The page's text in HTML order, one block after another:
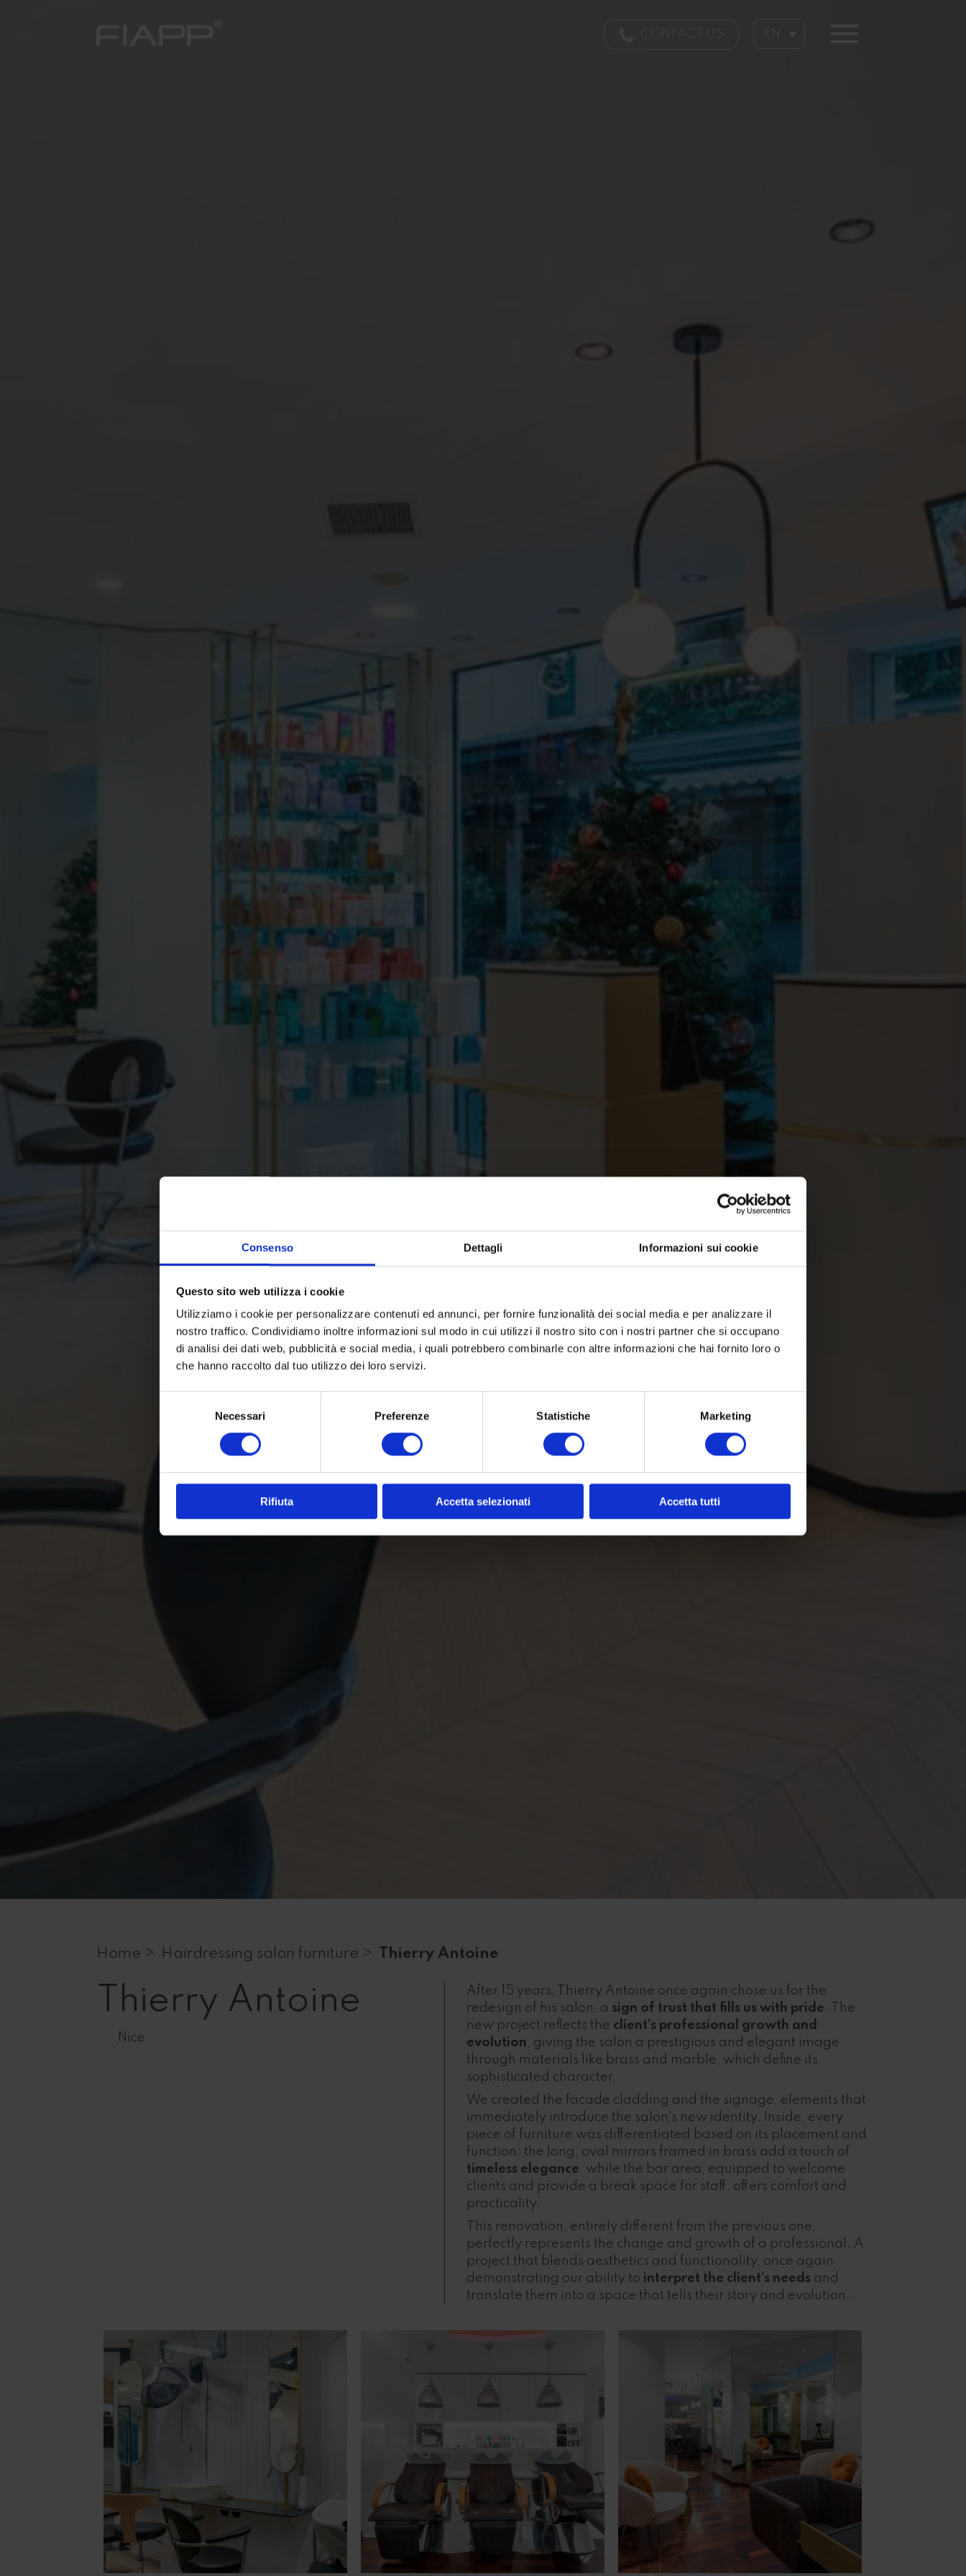
Consenso Dettagli Informazioni sui cookie
Questo sito web utilizza i cookie
Utilizziamo i cookie per personalizzare contenuti ed annunci, per fornire funzionalità dei social media e per analizzare il
nostro traffico. Condividiamo inoltre informazioni sul modo in cui utilizzi il nostro sito con i nostri partner che si occupano
di analisi dei dati web, pubblicità e social media, i quali potrebbero combinarle con altre informazioni che hai fornito loro o
che hanno raccolto dal tuo utilizzo dei loro servizi.
Necessari Preferenze Statistiche Marketing
Rifiuta Accetta selezionati Accetta tutti
Home > Hairdressing salon furniture > Thierry Antoine
Thierry Antoine
Nice
After 15 years, Thierry Antoine once again chose us for the
redesign of his salon, a sign of trust that fills us with pride . The
new project reflects the client’s professional growth and
evolution, giving the salon a prestigious and elegant image
through materials like brass and marble, which define its
sophisticated character.
We created the facade cladding and the signage, elements that
immediately introduce the salon’s new identity. Inside, every
piece of furniture was differentiated based on its placement and
function: the long, oval mirrors framed in brass add a touch of
timeless elegance, while the bar area, equipped to welcome
clients and provide a break space for staff, offers comfort and
practicality.
This renovation, entirely different from the previous one,
perfectly represents the change and growth of a professional. A
project that blends aesthetics and functionality, once again
demonstrating our ability to interpret the client’s needsand
translate them into a space that tells their story and evolution.